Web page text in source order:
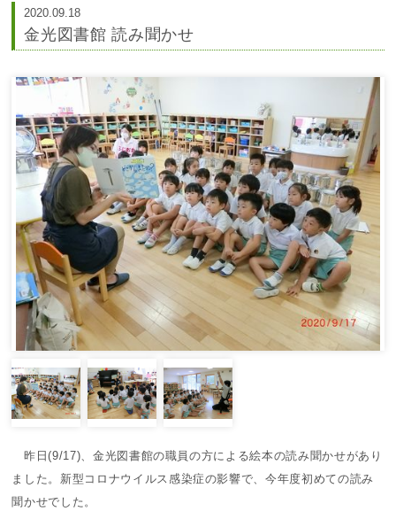
2020.09.18
金光図書館 読み聞かせ
昨日(9/17)、金光図書館の職員の方による絵本の読み聞かせがあり
ました。新型コロナウイルス感染症の影響で、今年度初めての読み
聞かせでした。